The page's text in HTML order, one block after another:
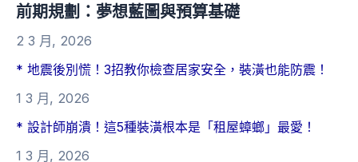
前期規劃：夢想藍圖與預算基礎
2 3 月, 2026
* 地震後別慌！3招教你檢查居家安全，裝潢也能防震！
1 3 月, 2026
* 設計師崩潰！這5種裝潢根本是「租屋蟑螂」最愛！
1 3 月, 2026